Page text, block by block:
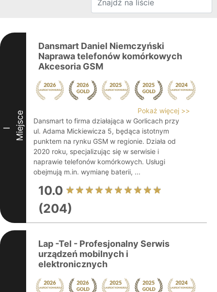
I Miejsce
Dansmart Daniel Niemczyński
Naprawa telefonów komórkowych
Akcesoria GSM
Pokaż więcej >>
Dansmart to firma działająca w Gorlicach przy
ul. Adama Mickiewicza 5, będąca istotnym
punktem na rynku GSM w regionie. Działa od
2020 roku, specjalizując się w serwisie i
naprawie telefonów komórkowych. Usługi
obejmują m.in. wymianę baterii, ...
10.0
(204)
Lap -Tel - Profesjonalny Serwis
urządzeń mobilnych i
elektronicznych